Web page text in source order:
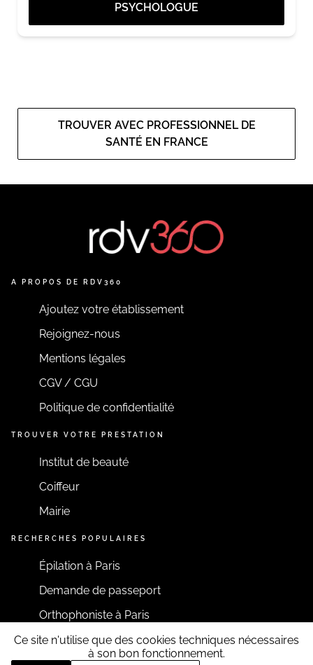
PSYCHOLOGUE
TROUVER AVEC PROFESSIONNEL DE
SANTÉ EN FRANCE
A PROPOS DE RDV360
Ajoutez votre établissement
Rejoignez-nous
Mentions légales
CGV / CGU
Politique de confidentialité
TROUVER VOTRE PRESTATION
Institut de beauté
Coiffeur
Mairie
RECHERCHES POPULAIRES
Épilation à Paris
Demande de passeport
Orthophoniste à Paris
RESTONS CONNECTÉS
Ce site n'utilise que des cookies techniques nécessaires
à son bon fonctionnement.